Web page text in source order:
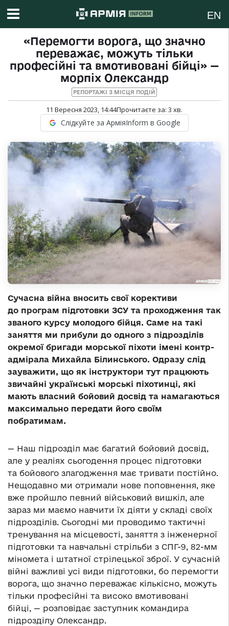
EN
«Перемогти ворога, що значно
переважає, можуть тільки
професійні та вмотивовані бійці» —
морпіх Олександр
РЕПОРТАЖІ З МІСЦЯ ПОДІЙ
11 Вересня 2023, 14:44Прочитаєте за: 3 хв.
Слідкуйте за АрміяInform в Google
Сучасна війна вносить свої корективи
до програм підготовки ЗСУ та проходження так
званого курсу молодого бійця. Саме на такі
заняття ми прибули до одного з підрозділів
окремої бригади морської піхоти імені контр-
адмірала Михайла Білинського. Одразу слід
зауважити, що як інструктори тут працюють
звичайні українські морські піхотинці, які
мають власний бойовий досвід та намагаються
максимально передати його своїм
побратимам.
— Наш підрозділ має багатий бойовий досвід,
але у реаліях сьогодення процес підготовки
та бойового злагодження має тривати постійно.
Нещодавно ми отримали нове поповнення, яке
вже пройшло певний військовий вишкіл, але
зараз ми маємо навчити їх діяти у складі своїх
підрозділів. Сьогодні ми проводимо тактичні
тренування на місцевості, заняття з інженерної
підготовки та навчальні стрільби з СПГ-9, 82-мм
міномета і штатної стрілецької зброї. У сучасній
війні важливі усі види підготовки, бо перемогти
ворога, що значно переважає кількісно, можуть
тільки професійні та високо вмотивовані
бійці, — розповідає заступник командира
підрозділу Олександр.